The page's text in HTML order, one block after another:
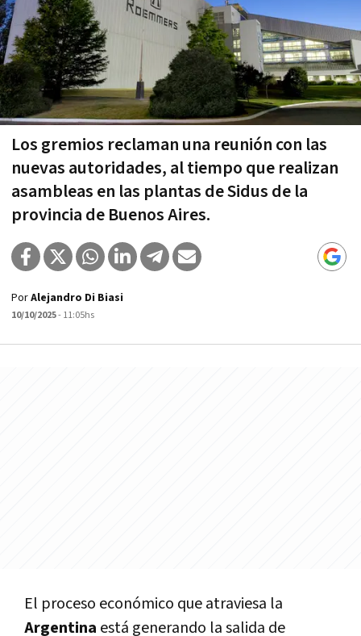
Los gremios reclaman una reunión con las
nuevas autoridades, al tiempo que realizan
asambleas en las plantas de Sidus de la
provincia de Buenos Aires.
PorAlejandro Di Biasi
10/10/2025- 11:05hs
El proceso económico que atraviesa la
Argentina está generando la salida de